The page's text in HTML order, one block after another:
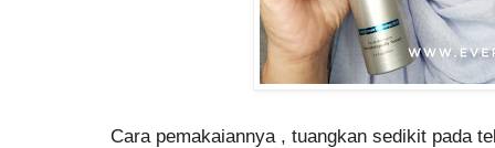
Cara pemakaiannya , tuangkan sedikit pada